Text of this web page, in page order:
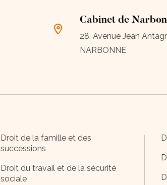
Cabinet de
28, Avenue Jean
NARBONNE
Droit de la famille et des
successions
Droit du travail et de la sécurité
sociale